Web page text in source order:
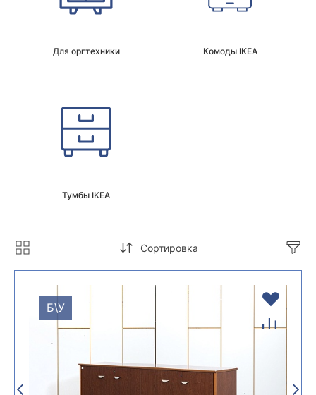
Для оргтехники Комоды IKEA
Тумбы IKEA
Сортировка
Б\У